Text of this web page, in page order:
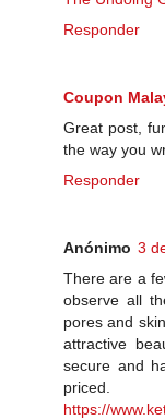
Responder
Coupon
Great post,
the way you
Responder
Anónimo 3
There are a
observe all
pores and
attractive
secure and
priced.
https://